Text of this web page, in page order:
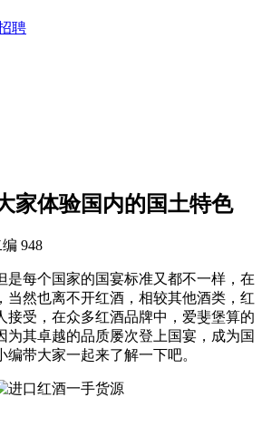
聘
家体验国内的国土特色
编 948
是每个国家的国宴标准又都不一样，在
当然也离不开红酒，相较其他酒类，红
接受，在众多红酒品牌中，爱斐堡算的
为其卓越的品质屡次登上国宴，成为国
带大家一起来了解一下吧。